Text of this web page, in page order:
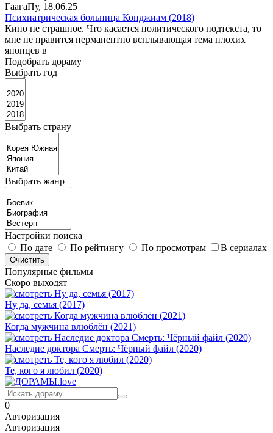
ГаагаПу, 18.06.25
Психиатрическая больница Конджиам (2018)
Кино не страшное. Что касается политического подтекста, то
мне не нравится перманентно всплывающая тема плохих
японцев в
Подобрать дораму
Выбрать год
Выбрать страну
Выбрать жанр
Настройки поиска
По дате
По рейтингу По просмотрам В сериалах
Популярные фильмы
Скоро выходят
Ну да, семья (2017)
Когда мужчина влюблён (2021)
Наследие доктора Смерть: Чёрный файл (2020)
Те, кого я любил (2020)
0
Авторизация
Авторизация